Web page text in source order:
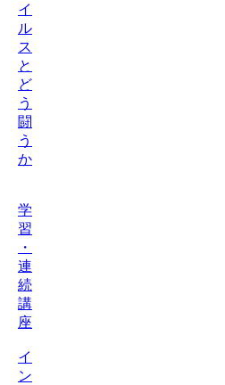
イ
ル
ス
と
ど
う
闘
う
か
学
習
・
連
続
講
座
イ
ン